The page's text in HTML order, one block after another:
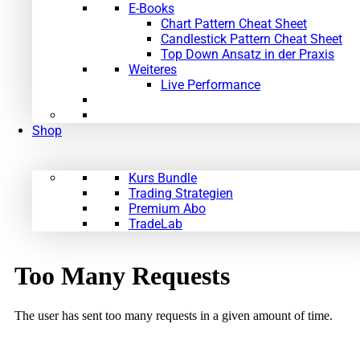
E-Books
Chart Pattern Cheat Sheet
Candlestick Pattern Cheat Sheet
Top Down Ansatz in der Praxis
Weiteres
Live Performance
Shop
Kurs Bundle
Trading Strategien
Premium Abo
TradeLab